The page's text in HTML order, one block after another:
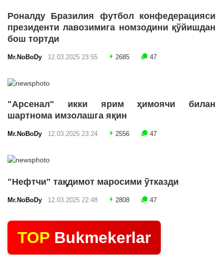
Роналду Бразилия футбол конфедерацияси
президенти лавозимига номзодини қўйишдан
бош тортди
Mr.NoBoDy 12.03.2025 23:55 2685 47
"Арсенал" икки ярим ҳимоячи билан
шартнома имзолашга яқин
Mr.NoBoDy 12.03.2025 23:24 2556 47
"Нефтчи" тақдимот маросими ўтказди
Mr.NoBoDy 12.03.2025 22:48 2808 47
TOP Bukmekerlar